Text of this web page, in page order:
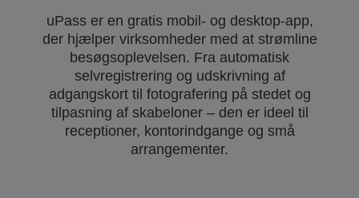
uPass er en gratis mobil- og desktop-app,
der hjælper virksomheder med at strømline
besøgsoplevelsen. Fra automatisk
selvregistrering og udskrivning af
adgangskort til fotografering på stedet og
tilpasning af skabeloner – den er ideel til
receptioner, kontorindgange og små
arrangementer.